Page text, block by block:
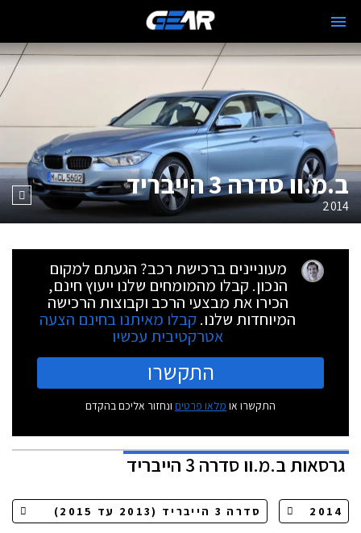
ב.מ.וו סדרה 3 הייבריד
2014
מעוניינים ברכישת רכב? הגעתם למקום
הנכון. קבלו מהמומחים שלנו ייעוץ חינם,
הכירו את מבצעי הרכב וקבוצות הרכישה
המיוחדות שלנו. קבלו מאיתנו בחינם הצעה
אטרקטיבית עכשיו
התקשרו
התקשרו או מלאו פרטים ונחזור אליכם בהקדם
גרסאותב.מ.וו סדרה 3 הייבריד